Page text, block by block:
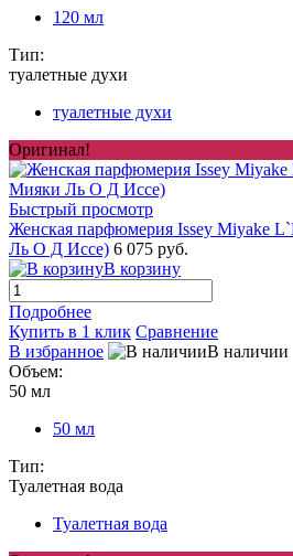
120 мл
Тип:
туалетные духи
туалетные духи
Оригинал!
Быстрый просмотр
Женская парфюмерия Issey Miyake
Ль О Д Иссе) 6 075 руб.
В корзину
Подробнее
Купить в 1 клик Сравнение
В избранное
В наличии
Объем:
50 мл
50 мл
Тип:
Туалетная вода
Туалетная вода